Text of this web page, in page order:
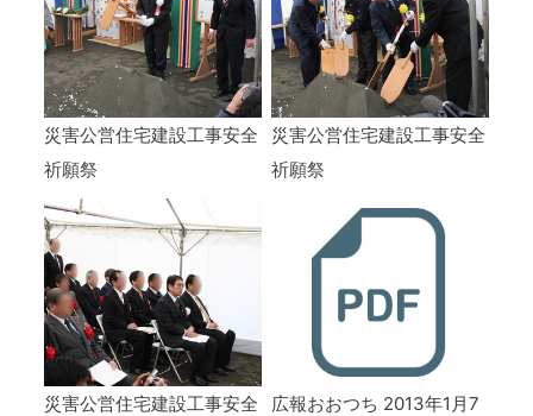
災害公営住宅建設工事安全
祈願祭
災害公営住宅建設工事安全
祈願祭
災害公営住宅建設工事安全
広報おおつち 2013年1月7